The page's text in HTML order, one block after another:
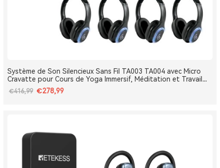
Système de Son Silencieux Sans Fil TA003 TA004 avec Micro
Cravatte pour Cours de Yoga Immersif, Méditation et Travail
Respiratoire
€416,99 €278,99